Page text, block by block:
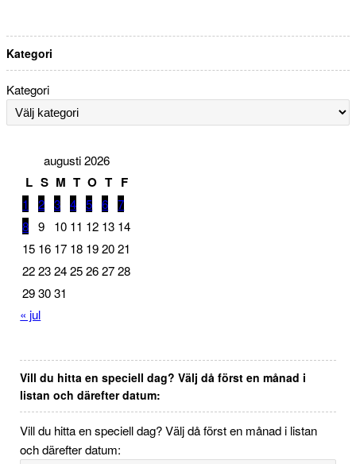
Kategori
Kategori
augusti 2026
L S M T O T F
1 2 3 4 5 6 7
8 9 10 11 12 13 14
15 16 17 18 19 20 21
22 23 24 25 26 27 28
29 30 31
« jul
Vill du hitta en speciell dag? Välj då först en månad i
listan och därefter datum:
Vill du hitta en speciell dag? Välj då först en månad i listan
och därefter datum: